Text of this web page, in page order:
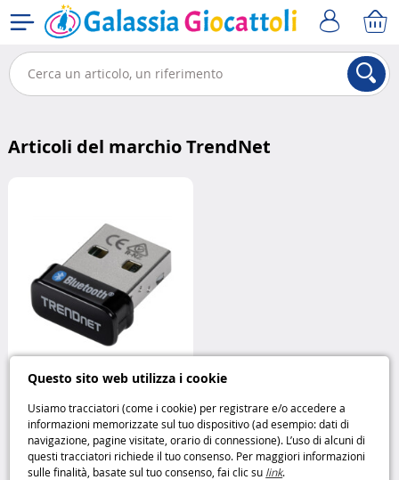
Questo sito web utilizza i cookie
Usiamo tracciatori (come i cookie) per registrare e/o accedere a
informazioni memorizzate sul tuo dispositivo (ad esempio: dati di
navigazione, pagine visitate, orario di connessione). L’uso di alcuni di
questi tracciatori richiede il tuo consenso. Per maggiori informazioni
sulle finalità, basate sul tuo consenso, fai clic su link.
Articoli del marchio TrendNet
110UB: connessione wireless
facileTrendNet
14,95€